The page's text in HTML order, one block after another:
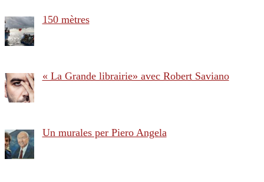
150 mètres
« La Grande librairie» avec Robert Saviano
Un murales per Piero Angela